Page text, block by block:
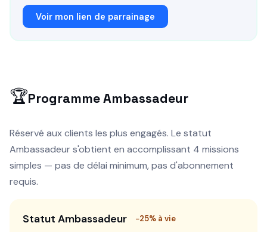
Voir mon lien de parrainage
🏆Programme Ambassadeur
Réservé aux clients les plus engagés. Le statut
Ambassadeur s'obtient en accomplissant 4 missions
simples — pas de délai minimum, pas d'abonnement
requis.
Statut Ambassadeur −25% à vie